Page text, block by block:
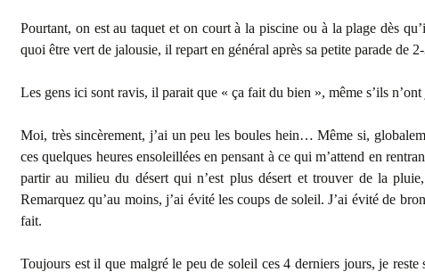
Pourtant, on est au taquet et on court à la piscine ou à la plage dès
quoi être vert de jalousie, il repart en général après sa petite parade de
Les gens ici sont ravis, il parait que « ça fait du bien », même s’ils
Moi, très sincèrement, j’ai un peu les boules hein… Même si,
ces quelques heures ensoleillées en pensant à ce qui m’attend en
partir au milieu du désert qui n’est plus désert et trouver de la
Remarquez qu’au moins, j’ai évité les coups de soleil. J’ai évité de
fait.
Toujours est il que malgré le peu de soleil ces 4 derniers jours, je reste